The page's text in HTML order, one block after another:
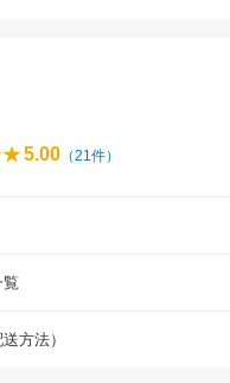
5.00 （21件）
方法）